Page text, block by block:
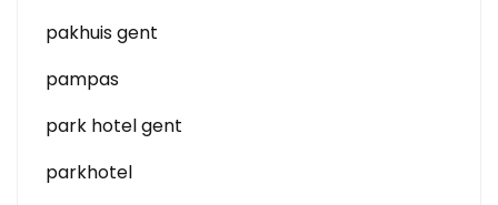
pakhuis gent
pampas
park hotel gent
parkhotel